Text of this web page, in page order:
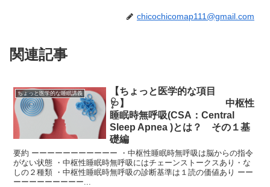
chicochicomap111@gmail.com
関連記事
ちょっと医学的な睡眠講義
【ちょっと医学的な項目
🩺】 中枢性
睡眠時無呼吸(CSA：Central
Sleep Apnea )とは？ その１基
礎編
要約 ーーーーーーーーーーー ・中枢性睡眠時無呼吸は脳からの指令
がない状態 ・中枢性睡眠時無呼吸にはチェーンストークスあり・な
しの２種類 ・中枢性睡眠時無呼吸の診断基準は１読の価値あり ーー
ーーーーーーーーー...